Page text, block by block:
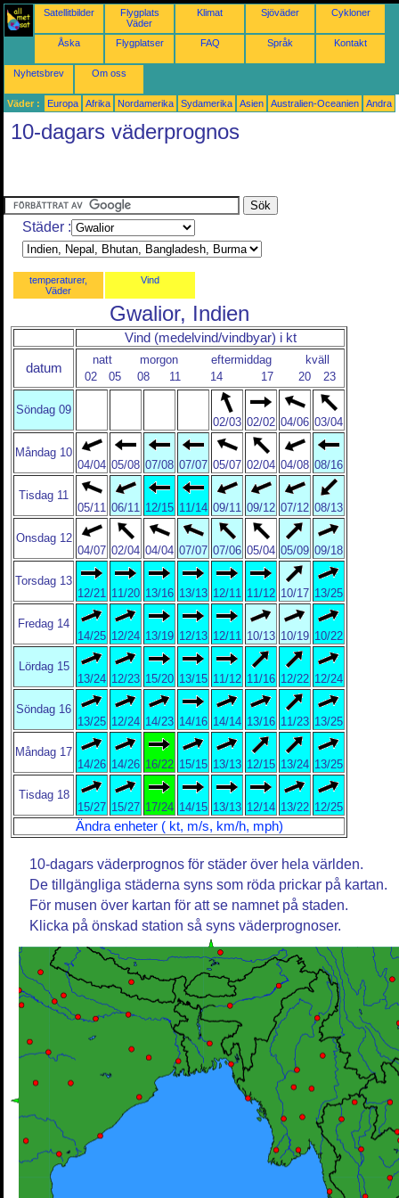
Satellitbilder
Flygplats
Väder
Klimat Sjöväder Cykloner
Åska Flygplatser FAQ Språk Kontakt
Nyhetsbrev Om oss
Väder : Europa Afrika Nordamerika Sydamerika Asien Australien-Oceanien Andra
10-dagars väderprognos
Städer :
temperaturer,
Väder
Vind
Gwalior, Indien
Vind (medelvind/vindbyar) i kt
datum
natt morgon eftermiddag
kväll
02
05 08 11 14 17 20 23
Söndag 09
02/03 02/02 04/06 03/04
Måndag 10
04/04 05/08 07/08 07/07 05/07 02/04 04/08 08/16
Tisdag 11
05/11 06/11 12/15 11/14 09/11 09/12 07/12 08/13
Onsdag 12
04/07 02/04 04/04 07/07 07/06 05/04 05/09 09/18
Torsdag 13
12/21 11/20 13/16 13/13 12/11 11/12 10/17 13/25
Fredag 14
14/25 12/24 13/19 12/13 12/11 10/13 10/19 10/22
Lördag 15
13/24 12/23 15/20 13/15 11/12 11/16 12/22 12/24
Söndag 16
13/25 12/24 14/23 14/16 14/14 13/16 11/23 13/25
Måndag 17
14/26 14/26 16/22 15/15 13/13 12/15 13/24 13/25
Tisdag 18
15/27 15/27 17/24 14/15 13/13 12/14 13/22 12/25
Ändra enheter ( kt, m/s, km/h, mph)
10-dagars väderprognos för städer över hela världen.
De tillgängliga städerna syns som röda prickar på kartan.
För musen över kartan för att se namnet på staden.
Klicka på önskad station så syns väderprognoser.